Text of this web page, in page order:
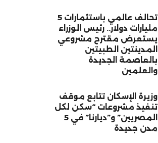
تحالف عالمي باستثمارات 5
مليارات دولار.. رئيس الوزراء
يستعرض مقترح مشروعي
المدينتين الطبيتين
بالعاصمة الجديدة
والعلمين
وزيرة الإسكان تتابع موقف
تنفيذ مشروعات “سكن لكل
المصريين” و”ديارنا” في 5
مدن جديدة